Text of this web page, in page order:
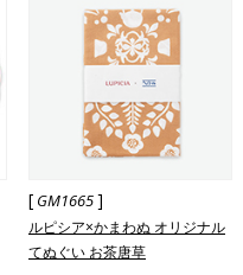
[ GM1665]
ルピシア×かまわぬ オリジナル
てぬぐい お茶唐草